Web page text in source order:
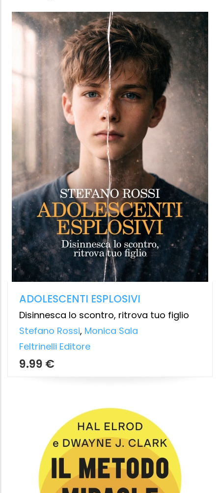
ADOLESCENTI ESPLOSIVI
Disinnesca lo scontro, ritrova tuo figlio
Stefano Rossi, Monica Sala
Feltrinelli Editore
9.99 €
IL METODO MIRACLE MORNING PER
LA LONGEVITÀ
Un percorso testato ed efficace per una
vita ricca di gioia, vitalità e senso
Hal Elrod Dwayne J. Clark ,Claudine Turla
Vallardi